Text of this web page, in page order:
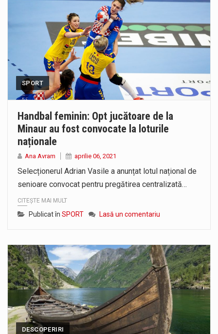
SPORT
Handbal feminin: Opt jucătoare de la
Minaur au fost convocate la loturile
naționale
Ana Avram aprilie 06, 2021
Selecționerul Adrian Vasile a anunțat lotul național de
senioare convocat pentru pregătirea centralizată…
CITEȘTE MAI MULT
Publicat în SPORT Lasă un comentariu
DESCOPERIRI